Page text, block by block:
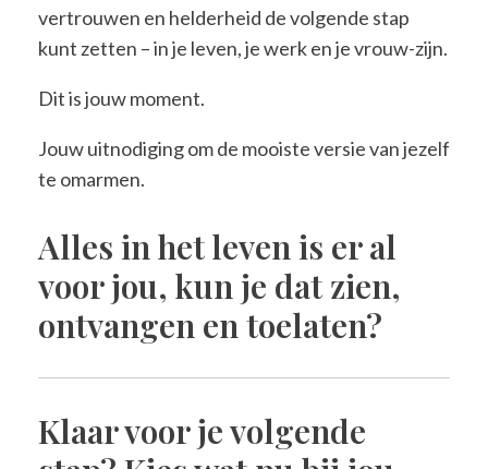
vertrouwen en helderheid de volgende stap
kunt zetten – in je leven, je werk en je vrouw-zijn.
Dit is jouw moment.
Jouw uitnodiging om de mooiste versie van jezelf
te omarmen.
Alles in het leven is er al
voor jou, kun je dat zien,
ontvangen en toelaten?
Klaar voor je volgende